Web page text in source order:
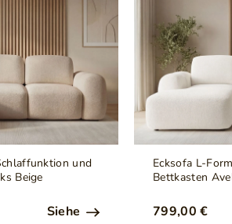
und
Beige
Siehe
Ecksofa L-
Bettkasten
799,00 €